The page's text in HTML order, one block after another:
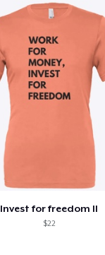
Invest for freedom II
$22